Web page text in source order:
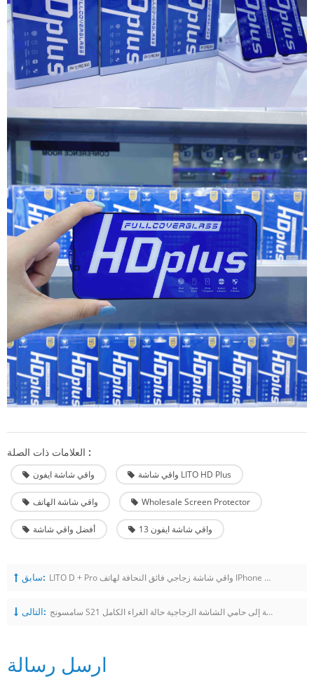
العلامات ذات الصلة :
واقي شاشة ايفون واقي شاشة LITO HD Plus
واقي شاشة الهاتف Wholesale Screen Protector
أفضل واقي شاشة واقي شاشة ايفون 13
سابق: LITO D + Pro واقي شاشة زجاجي فائق النحافة لهاتف IPhone 14
التالى: سامسونج S21 بالإضافة إلى حامي الشاشة الزجاجية حالة الغراء الكامل
ارسل رسالة